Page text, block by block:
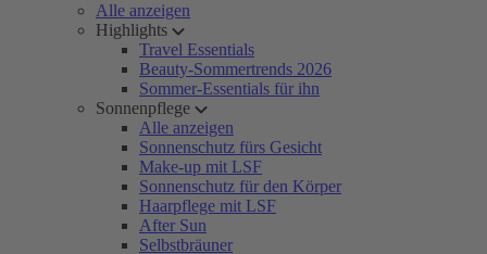
Alle anzeigen
Highlights
Travel Essentials
Beauty-Sommertrends 2026
Sommer-Essentials für ihn
Sonnenpflege
Alle anzeigen
Sonnenschutz fürs Gesicht
Make-up mit LSF
Sonnenschutz für den Körper
Haarpflege mit LSF
After Sun
Selbstbräuner